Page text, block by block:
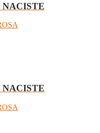
NACISTE
NACISTE